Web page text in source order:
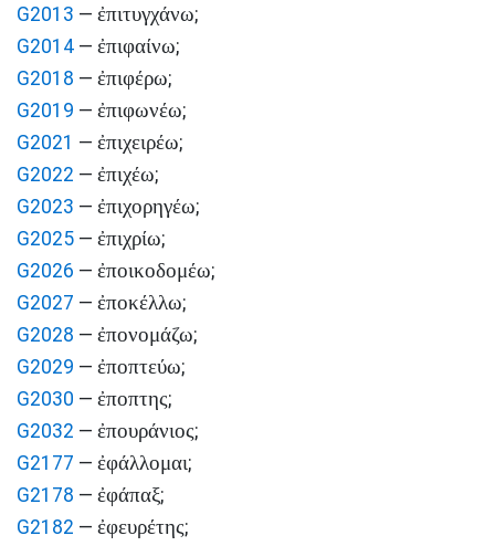
G2013 — ἐπιτυγχάνω;
G2014 — ἐπιφαίνω;
G2018 — ἐπιφέρω;
G2019 — ἐπιφωνέω;
G2021 — ἐπιχειρέω;
G2022 — ἐπιχέω;
G2023 — ἐπιχορηγέω;
G2025 — ἐπιχρίω;
G2026 — ἐποικοδομέω;
G2027 — ἐποκέλλω;
G2028 — ἐπονομάζω;
G2029 — ἐποπτεύω;
G2030 — ἐποπτης;
G2032 — ἐπουράνιος;
G2177 — ἐφάλλομαι;
G2178 — ἐφάπαξ;
G2182 — ἐφευρέτης;